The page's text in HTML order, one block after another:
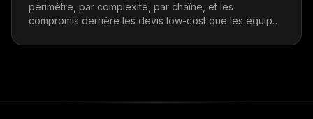
périmètre, par complexité, par chaîne, et les
compromis derrière les devis low-cost que les équipes